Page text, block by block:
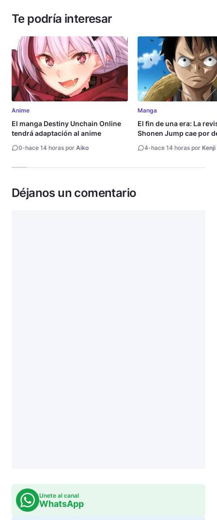
Te podría interesar
Anime
El manga Destiny Unchain Online
tendrá adaptación al anime
0-hace 14 horas por Aiko
Manga
El fin de una era: La
Shonen Jump cae por
4-hace 14 horas por Kenji
Déjanos un comentario
Unete al canal
WhatsApp